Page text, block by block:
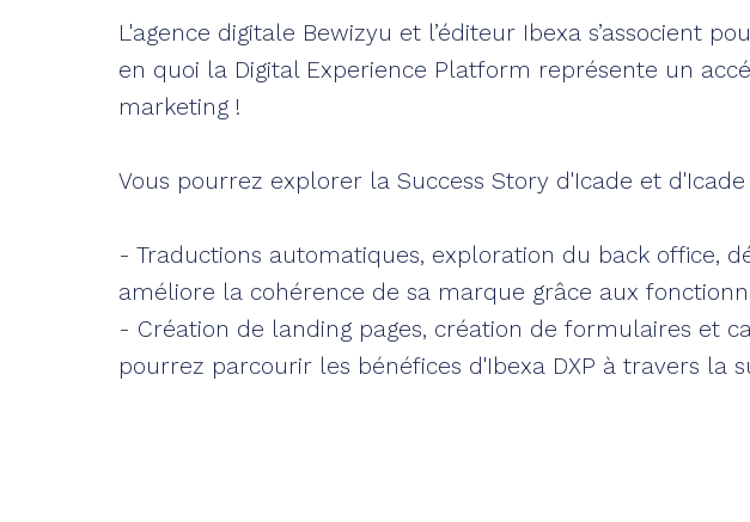
L'agence digitale Bewizyu et l’éditeur Ibexa s’associent
en quoi la Digital Experience Platform représente un
marketing !
Vous pourrez explorer la Success Story d'Icade et
- Traductions automatiques, exploration du back office,
améliore la cohérence de sa marque grâce aux
- Création de landing pages, création de formulaires et
pourrez parcourir les bénéfices d'Ibexa DXP à travers la